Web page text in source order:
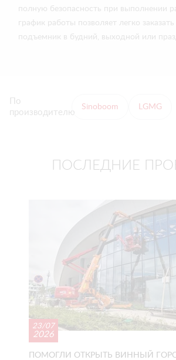
полную безопасность при выполнении
график работы позволяет легко
подъемник в будний, выходной или
По
производителю
Sinoboom LGMG
ПОСЛЕДНИЕ
23/07
2026
ПОМОГЛИ ОТКРЫТЬ ВИННЫЙ